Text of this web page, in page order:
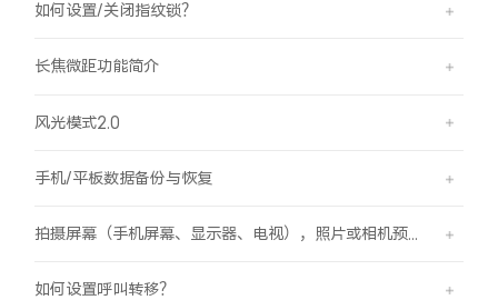
如何设置/关闭指纹锁？
长焦微距功能简介
风光模式2.0
手机/平板数据备份与恢复
如何设置呼叫转移？